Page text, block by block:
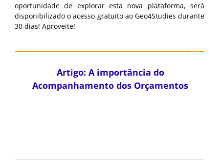
oportunidade de explorar esta nova plataforma, será
disponibilizado o acesso gratuito ao Geo4Studies durante
30 dias! Aproveite!
Artigo: A importância do
Acompanhamento dos Orçamentos